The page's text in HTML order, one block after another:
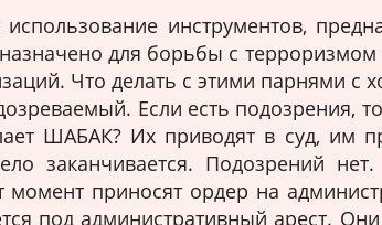
инструментов,
для борьбы с
Что делать с этими парнями с
Если есть подозрения,
ШАБАК? Их приводят в суд, им
заканчивается. Подозрений нет.
момент приносят ордер на
под административный арест. Они